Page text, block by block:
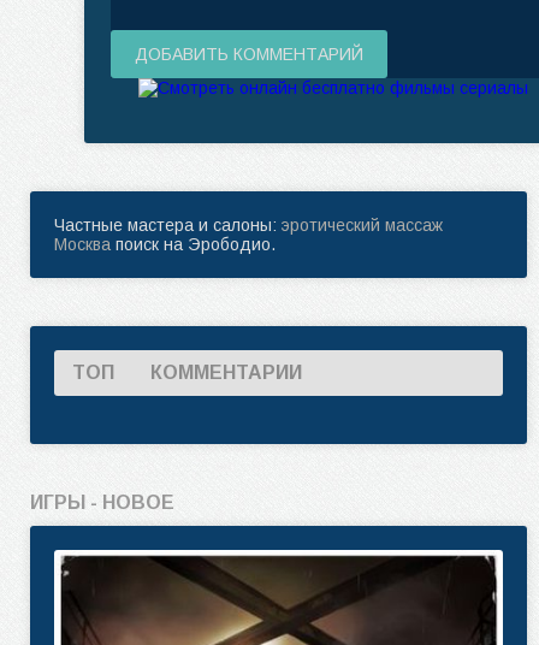
ДОБАВИТЬ КОММЕНТАРИЙ
Частные мастера и салоны: эротический массаж
Москва поиск на Эрободио.
ТОП КОММЕНТАРИИ
ИГРЫ - НОВОЕ